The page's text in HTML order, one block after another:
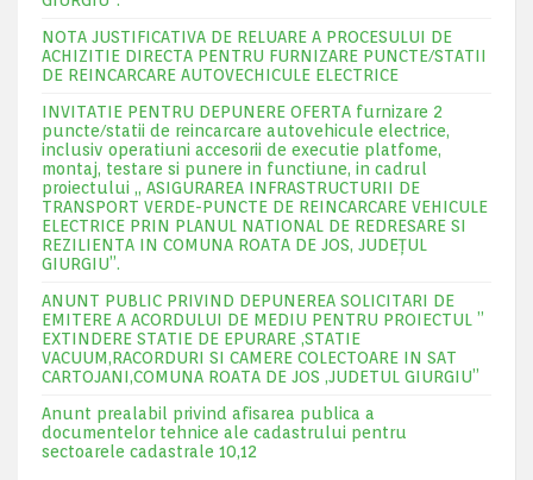
NOTA JUSTIFICATIVA DE RELUARE A PROCESULUI DE
ACHIZITIE DIRECTA PENTRU FURNIZARE PUNCTE/STATII
DE REINCARCARE AUTOVECHICULE ELECTRICE
INVITATIE PENTRU DEPUNERE OFERTA furnizare 2
puncte/statii de reincarcare autovehicule electrice,
inclusiv operatiuni accesorii de executie platfome,
montaj, testare si punere in functiune, in cadrul
proiectului „ ASIGURAREA INFRASTRUCTURII DE
TRANSPORT VERDE-PUNCTE DE REINCARCARE VEHICULE
ELECTRICE PRIN PLANUL NATIONAL DE REDRESARE SI
REZILIENTA IN COMUNA ROATA DE JOS, JUDEŢUL
GIURGIU”.
ANUNT PUBLIC PRIVIND DEPUNEREA SOLICITARI DE
EMITERE A ACORDULUI DE MEDIU PENTRU PROIECTUL ”
EXTINDERE STATIE DE EPURARE ,STATIE
VACUUM,RACORDURI SI CAMERE COLECTOARE IN SAT
CARTOJANI,COMUNA ROATA DE JOS ,JUDETUL GIURGIU”
Anunt prealabil privind afisarea publica a
documentelor tehnice ale cadastrului pentru
sectoarele cadastrale 10,12